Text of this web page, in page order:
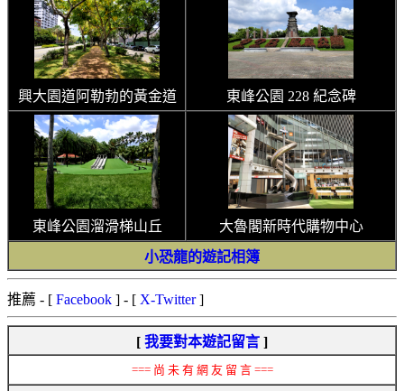
興大園道阿勒勃的黃金道 東峰公園 228 紀念碑
東峰公園溜滑梯山丘
大魯閣新時代購物中心
小恐龍的遊記相簿
推薦 - [ Facebook ] - [ X-Twitter]
[ 我要對本遊記留言 ]
=== 尚 未 有 網 友 留 言 ===